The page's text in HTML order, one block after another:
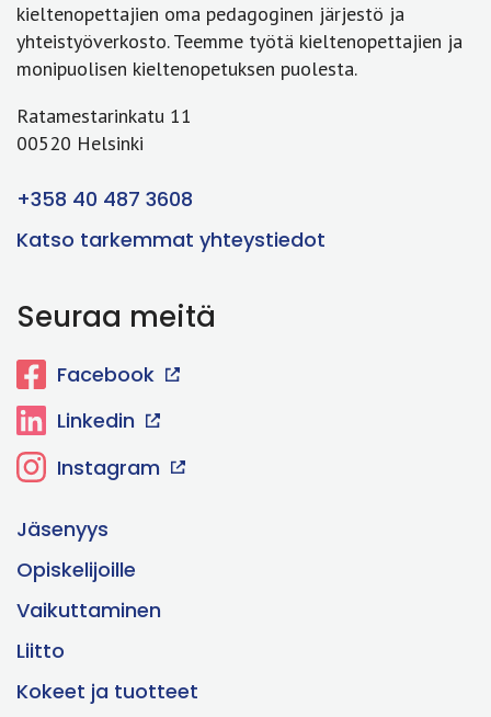
kieltenopettajien oma pedagoginen järjestö ja
yhteistyöverkosto. Teemme työtä kieltenopettajien ja
monipuolisen kieltenopetuksen puolesta.
Ratamestarinkatu 11
00520 Helsinki
+358 40 487 3608
Katso tarkemmat yhteystiedot
Seuraa meitä
Facebook
Linkedin
Instagram
Jäsenyys
Opiskelijoille
Vaikuttaminen
Liitto
Kokeet ja tuotteet